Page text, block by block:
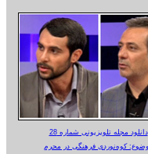
دانلود مجله تلویزیونی شماره 28
کوه‌نوردی فرهنگی در محرم